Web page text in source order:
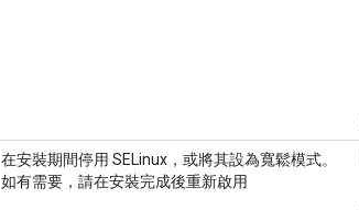
在安裝期間停用 SELinux，或將其設為寬鬆模式。
如有需要，請在安裝完成後重新啟用